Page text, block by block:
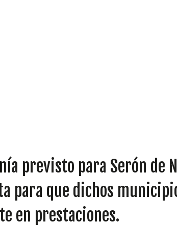
previsto para Serón de
para que dichos
en prestaciones.